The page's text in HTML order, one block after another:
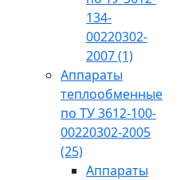
134-
00220302-
2007(1)
Аппараты
теплообменные
по ТУ 3612-100-
00220302-2005
(25)
Аппараты